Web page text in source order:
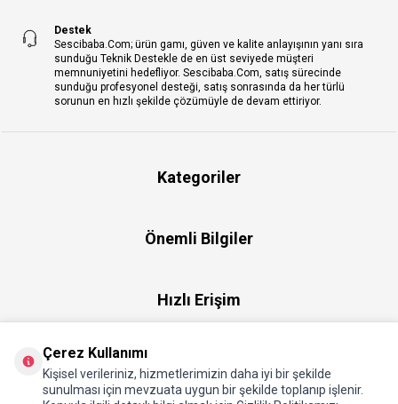
Destek
Sescibaba.Com; ürün gamı, güven ve kalite anlayışının yanı sıra
sunduğu Teknik Destekle de en üst seviyede müşteri
memnuniyetini hedefliyor. Sescibaba.Com, satış sürecinde
sunduğu profesyonel desteği, satış sonrasında da her türlü
sorunun en hızlı şekilde çözümüyle de devam ettiriyor.
Kategoriler
Önemli Bilgiler
Hızlı Erişim
Çerez Kullanımı
Kişisel verileriniz, hizmetlerimizin daha iyi bir şekilde
sunulması için mevzuata uygun bir şekilde toplanıp işlenir.